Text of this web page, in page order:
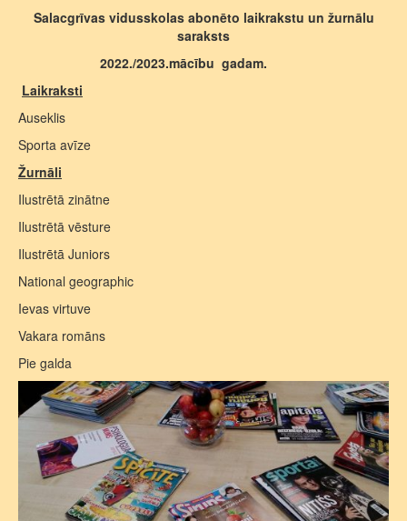
Salacgrīvas vidusskolas abonēto laikrakstu un žurnālu
saraksts
2022./2023.mācību gadam.
Laikraksti
Auseklis
Sporta avīze
Žurnāli
Ilustrētā zinātne
Ilustrētā vēsture
Ilustrētā Juniors
National geographic
Ievas virtuve
Vakara romāns
Pie galda